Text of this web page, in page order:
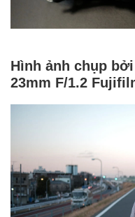
Hình ảnh chụp
23mm F/1.2